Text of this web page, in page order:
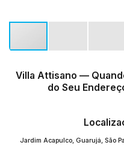
Villa Attisano —
do Seu
Jardim Acapulco Guarujá São